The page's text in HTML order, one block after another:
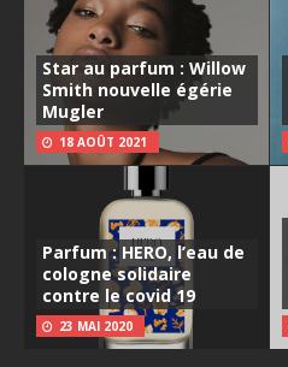
Star au parfum : Willow
Smith nouvelle égérie
Mugler
18 AOÛT 2021
Parfum : HERO, l’eau de
cologne solidaire
contre le covid 19
23 MAI 2020